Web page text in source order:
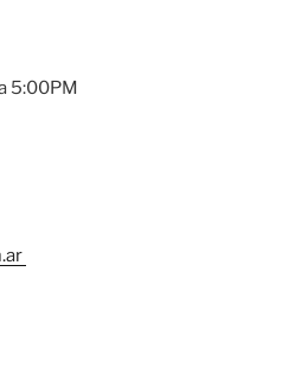
5:00PM